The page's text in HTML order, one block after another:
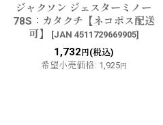
ジャクソン ジェスターミノー
78S：カタクチ【ネコポス配送
可】
[JAN 4511729669905]
1,732 円(税込)
希望小売価格: 1,925円